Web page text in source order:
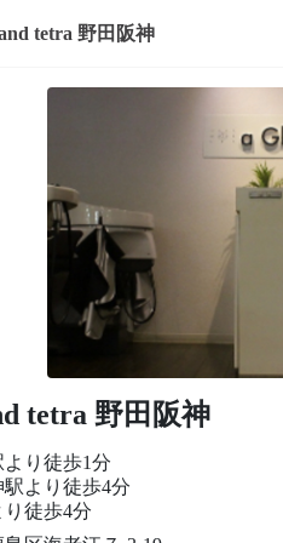
tetra 野田阪神
tetra 野田阪神
り徒歩1分
より徒歩4分
徒歩4分